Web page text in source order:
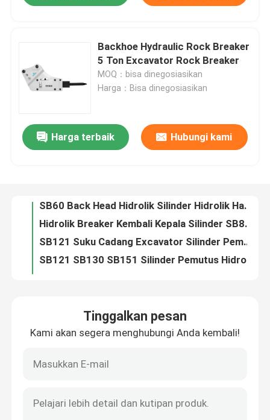
Rumah
Tampilan VR
Tur Pabrik
Kontrol kualitas
Permintaan Penawaran
Backhoe Hydraulic Rock Breaker
5 Ton Excavator Rock Breaker
MOQ：bisa dinegosiasikan
Harga：Bisa dinegosiasikan
Harga terbaik Hubungi kami
42 CrMo SB45 Silinder Pemutus Hidrolik Pemecah Batu Silinder Kepala Belakang
Hidrolik Breaker Front Head Cylinder SB40 Soosan Breaker Parts
Tinggalkan pesan
Kami akan segera menghubungi Anda kembali!